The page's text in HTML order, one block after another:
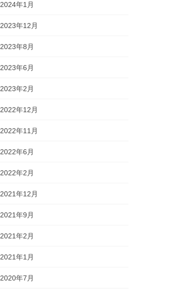
2024年1月
2023年12月
2023年8月
2023年6月
2023年2月
2022年12月
2022年11月
2022年6月
2022年2月
2021年12月
2021年9月
2021年2月
2021年1月
2020年7月